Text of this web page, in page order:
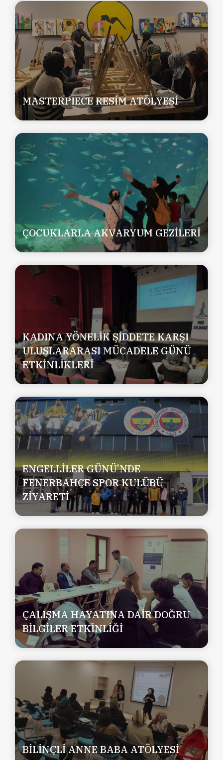
MASTERPIECE RESİM ATÖLYESİ
ÇOCUKLARLA AKVARYUM GEZİLERİ
KADINA YÖNELİK ŞİDDETE KARŞI
ULUSLARARASI MÜCADELE GÜNÜ
ETKİNLİKLERİ
ENGELLİLER GÜNÜ’NDE
FENERBAHÇE SPOR KULÜBÜ
ZİYARETİ
ÇALIŞMA HAYATINA DAİR DOĞRU
BİLGİLER ETKİNLİĞİ
BİLİNÇLİ ANNE BABA ATÖLYESİ